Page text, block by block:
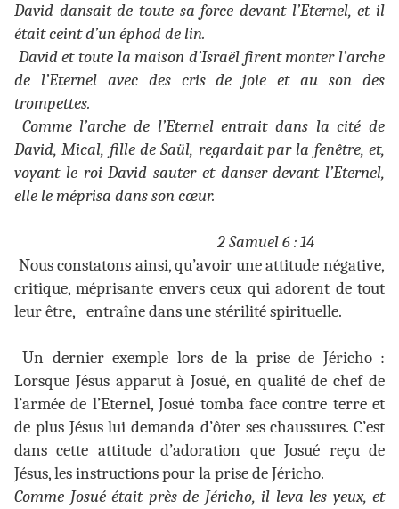
David dansait de toute sa force devant l’Eternel, et il
était ceint d’un éphod de lin.
David et toute la maison d’Israël firent monter l’arche
de l’Eternel avec des cris de joie et au son des
trompettes.
Comme l’arche de l’Eternel entrait dans la cité de
David, Mical, fille de Saül, regardait par la fenêtre, et,
voyant le roi David sauter et danser devant l’Eternel,
elle le méprisa dans son cœur.
2 Samuel 6 : 14
Nous constatons ainsi, qu’avoir une attitude négative,
critique, méprisante envers ceux qui adorent de tout
leur être, entraîne dans une stérilité spirituelle.
Un dernier exemple lors de la prise de Jéricho :
Lorsque Jésus apparut à Josué, en qualité de chef de
l’armée de l’Eternel, Josué tomba face contre terre et
de plus Jésus lui demanda d’ôter ses chaussures. C’est
dans cette attitude d’adoration que Josué reçu de
Jésus, les instructions pour la prise de Jéricho.
Comme Josué était près de Jéricho, il leva les yeux, et